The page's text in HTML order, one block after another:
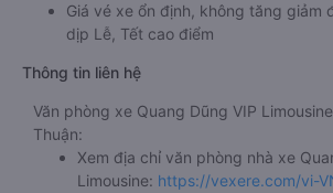
Giá vé xe ổn định, không tăng giảm
dịp Lễ, Tết cao điểm
Thông tin liên hệ
Văn phòng xe Quang Dũng VIP
Thuận:
Xem địa chỉ văn phòng nhà xe
Limousine: https://vexere.com/vi-